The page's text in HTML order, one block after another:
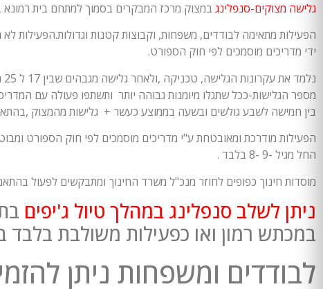
גלישה מצוקים-סנפלינג במצוק מרכז המבקרים בסמוך למתחם בית רמונא
הפעילות מתאימה לבודדים, משפחות, וקבוצות קטנות וגדולות.הפעילות
ידי מדריכים מוסמכים לפי חוק הספורט.
מספר הגלישות-ככל שתגלו מיומנות גבוהה יותר ותשתפו פעולה עם
בין חמישה לשבע גולשים ובשעה בממוצע כעשר + גלישות מהמצוק
הפעילות מודרכת ומאובטחת ע"י מדריכים מוסמכים לפי חוק הספורט
החל מגיל -9 -8 בלבד .
מוסדות חינוך כפופים לחוזר מנכ"ל משרד החינוך ומתבקשים לפעול
ניתן לשלב סנפלינג במהלך טיול ג'יפים
במכתש רמון ואו כפעילות משולבת בלבד
לבודדים ומשפחות ניתן